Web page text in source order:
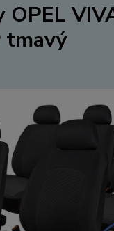
tmavý